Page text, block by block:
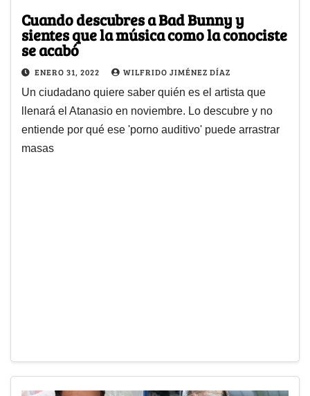
Cuando descubres a Bad Bunny y
sientes que la música como la conociste
se acabó
ENERO 31, 2022 WILFRIDO JIMÉNEZ DÍAZ
Un ciudadano quiere saber quién es el artista que
llenará el Atanasio en noviembre. Lo descubre y no
entiende por qué ese 'porno auditivo' puede arrastrar
masas